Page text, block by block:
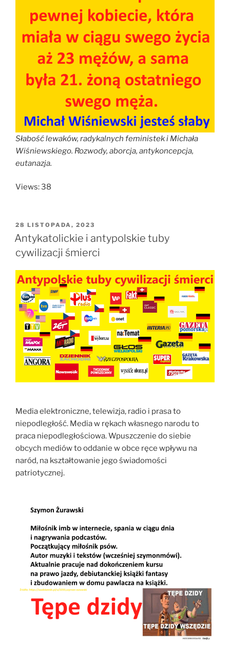
Słabość lewaków, radykalnych feministek i Michała
Wiśniewskiego. Rozwody, aborcja, antykoncepcja,
eutanazja.
Views: 38
OPUBLIKOWANE
W
28 LISTOPADA, 2023
Antykatolickie i antypolskie tuby
cywilizacji śmierci
Media elektroniczne, telewizja, radio i prasa to
niepodległość. Media w rękach własnego narodu to
praca niepodległościowa. Wpuszczenie do siebie
obcych mediów to oddanie w obce ręce wpływu na
naród, na kształtowanie jego świadomości
patriotycznej.